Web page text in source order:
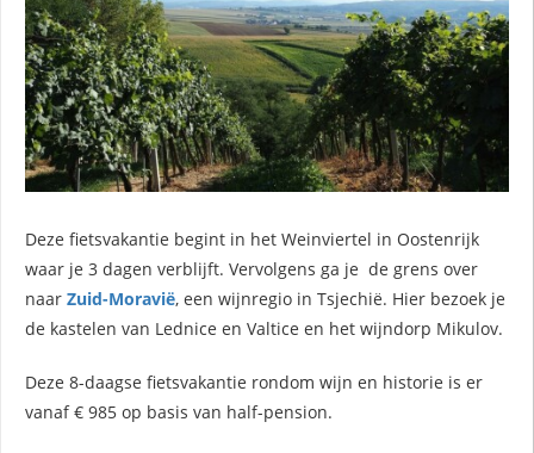
Deze fietsvakantie begint in het Weinviertel in Oostenrijk
waar je 3 dagen verblijft. Vervolgens ga je de grens over
naar Zuid-Moravië, een wijnregio in Tsjechië. Hier bezoek je
de kastelen van Lednice en Valtice en het wijndorp Mikulov.
Deze 8-daagse fietsvakantie rondom wijn en historie is er
vanaf € 985 op basis van half-pension.